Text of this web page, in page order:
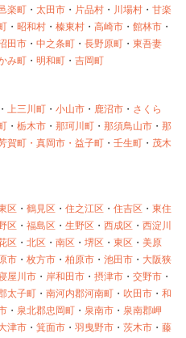
楽町 ・ 太田市 ・ 片品村 ・ 川場村 ・ 甘楽
・ 昭和村 ・ 榛東村 ・ 高崎市 ・ 館林市 ・
田市 ・ 中之条町 ・ 長野原町 ・ 東吾妻
み町 ・ 明和町 ・ 吉岡町
・ 上三川町 ・ 小山市 ・ 鹿沼市 ・ さくら
・ 栃木市 ・ 那珂川町 ・ 那須鳥山市 ・ 那
賀町・ 真岡市・ 益子町 ・ 壬生町 ・ 茂木
区 ・ 鶴見区 ・ 住之江区 ・ 住吉区 ・ 東住
区 ・ 福島区 ・ 生野区 ・ 西成区 ・ 西淀川
区 ・ 北区 ・ 南区 ・ 堺区 ・ 東区 ・ 美原
市 ・ 枚方市 ・ 柏原市 ・ 池田市 ・ 大阪狭
屋川市 ・ 岸和田市 ・ 摂津市 ・ 交野市 ・
太子町 ・ 南河内郡河南町 ・ 吹田市 ・ 和
・ 泉北郡忠岡町 ・ 泉南市 ・ 泉南郡岬
津市 ・ 箕面市 ・ 羽曳野市 ・ 茨木市 ・ 藤